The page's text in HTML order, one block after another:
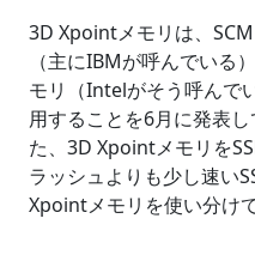
3D Xpointメモリは、
（主にIBMが呼んでいる
モリ（Intelがそう呼んで
用することを6月に発表し
た、3D Xpointメモリを
ラッシュよりも少し速い
Xpointメモリを使い分けて